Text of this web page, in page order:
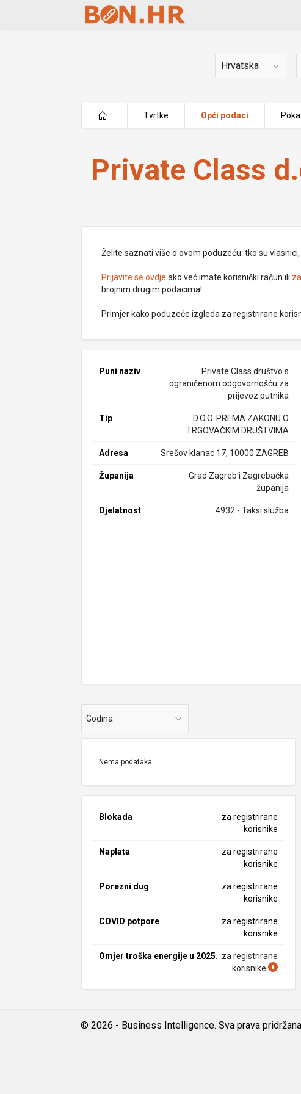
Skip to Main Content
Država
Tvrtke Opći podaci
Private Class d.o.o.
Private Class
Želite saznati više o ovom poduzeću: tko su
Prijavite se ovdje ako već imate korisnički račun ili
brojnim drugim podacima!
Primjer kako poduzeće izgleda za registrirane
Puni naziv
Private Class društvo s
ograničenom odgovornošću za
prijevoz putnika
Tip
D.O.O. PREMA ZAKONU O
TRGOVAČKIM DRUŠTVIMA
Adresa Srešov klanac 17, 10000 ZAGREB
Županija
Grad Zagreb i Zagrebačka
županija
Djelatnost 4932 - Taksi služba
Godina
Nema podataka.
Blokada
za registrirane
korisnike
Naplata
za registrirane
korisnike
Porezni dug
za registrirane
korisnike
COVID potpore
za registrirane
korisnike
Omjer troška energije u 2025. za registrirane
korisnike
© 2026 - Business Intelligence. Sva prava